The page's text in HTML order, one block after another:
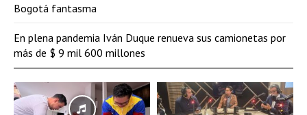
Bogotá fantasma
En plena pandemia Iván Duque renueva sus camionetas por
más de $ 9 mil 600 millones